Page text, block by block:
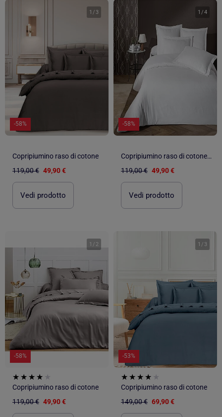
1 /3
-58%
Copripiumino raso di cotone
119,00 € 49,90 €
Vedi prodotto
1 /4
-58%
Copripiumino raso di cotone rigatino
119,00 € 49,90 €
Vedi prodotto
1 / 2
-58%
Copripiumino raso di cotone
119,00 € 49,90 €
1 / 3
-53%
Copripiumino raso di cotone
149,00 € 69,90 €